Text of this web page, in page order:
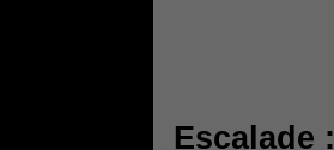
Escalade :